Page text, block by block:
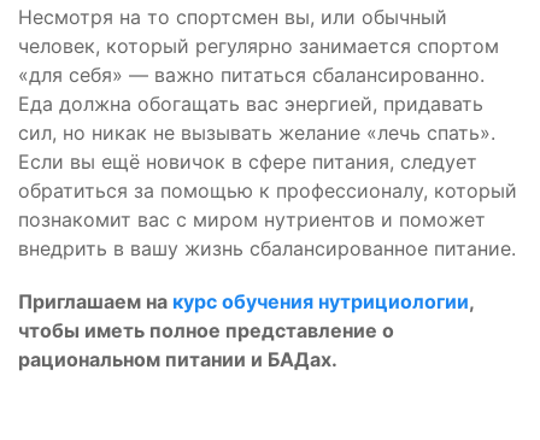
Несмотря на то спортсмен вы, или обычный
человек, который регулярно занимается спортом
«для себя» — важно питаться сбалансированно.
Еда должна обогащать вас энергией, придавать
сил, но никак не вызывать желание «лечь спать».
Если вы ещё новичок в сфере питания, следует
обратиться за помощью к профессионалу, который
познакомит вас с миром нутриентов и поможет
внедрить в вашу жизнь сбалансированное питание.
Приглашаем на курс обучения нутрициологии,
чтобы иметь полное представление о
рациональном питании и БАДах.